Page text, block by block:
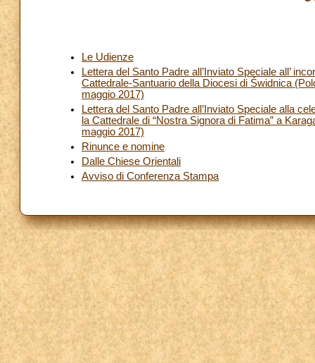
Le Udienze
Lettera del Santo Padre all’Inviato Speciale all’
Cattedrale-Santuario della Diocesi di Ṥwidnica
maggio 2017)
Lettera del Santo Padre all’Inviato Speciale alla
la Cattedrale di “Nostra Signora di Fatima” a
maggio 2017)
Rinunce e nomine
Dalle Chiese Orientali
Avviso di Conferenza Stampa